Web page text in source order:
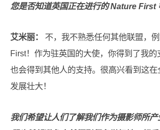
您是否知道英国正在进行的 Nature First
艾米丽：
不，我不熟悉任何其他联盟，
First！作为驻英国的大使，你得到了我的
也会得到其他人的支持。很高兴看到这
发展壮大！
我们希望让人们了解我们作为摄影师所